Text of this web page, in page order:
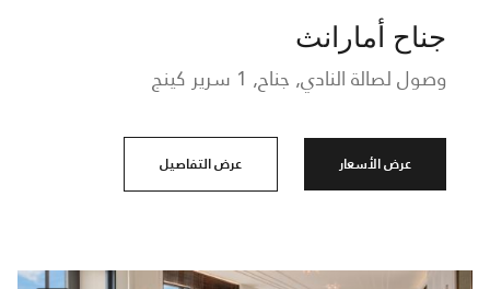
جناح أمارانث
وصول لصالة النادي, جناح, 1 سرير كينج
عرض الأسعار عرض التفاصيل